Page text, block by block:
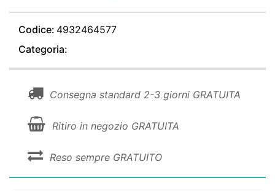
Codice: 4932464577
Categoria:
Consegna standard 2-3 giorni GRATUITA
Ritiro in negozio GRATUITA
Reso sempre GRATUITO